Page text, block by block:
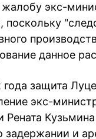
жалобу экс-
поскольку
данное
защита
экс-
Рената
задержании и